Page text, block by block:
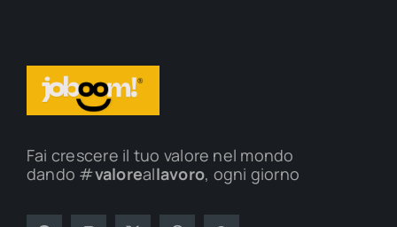
Fai crescere il tuo valore nel mondo
dando #valoreallavoro, ogni giorno